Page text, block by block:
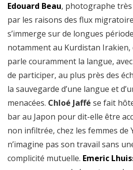
Edouard Beau, photographe
par les raisons des flux
s’immerge sur de longues
notammentau Kurdistan Irakien,
parle couramment la langue,
de participer, au plus près des
la sauvegarde d’une langue et
menacées. Chloé Jaffé se fait
bar au Japon pour dit-elle être
non infiltrée, chez les femmes de
n’imagine pas son travail sans
complicité mutuelle. Emeric